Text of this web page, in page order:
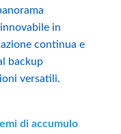
in
continua e
backup
versatili.
di accumulo